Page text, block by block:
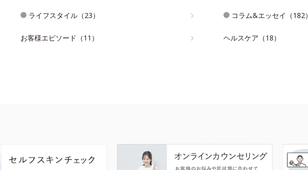
ライフスタイル（23） コラム&エッセイ（182）
お客様エピソード（11） ヘルスケア（18）